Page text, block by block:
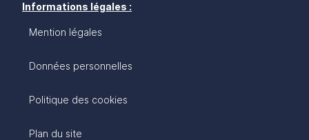
Informations légales :
Mention légales
Données personnelles
Politique des cookies
Plan du site